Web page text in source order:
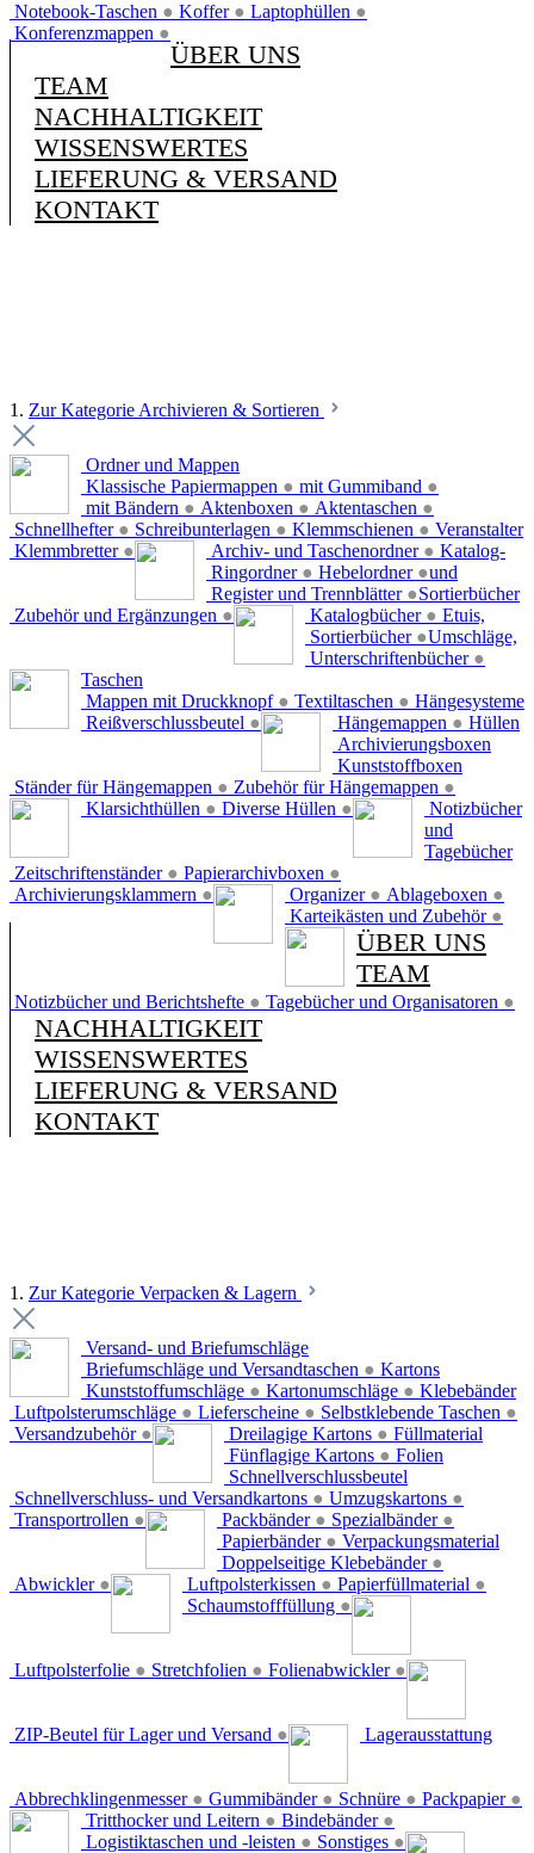
Notebook-Taschen ● Koffer ● Laptophüllen ●
Konferenzmappen ●
ÜBER UNS
TEAM
NACHHALTIGKEIT
WISSENSWERTES
LIEFERUNG & VERSAND
KONTAKT
1. Zur Kategorie Archivieren & Sortieren
Ordner und Mappen
Klassische Papiermappen ● mit Gummiband ●
mit Bändern ● Aktenboxen ● Aktentaschen ●
Schnellhefter ● Schreibunterlagen ● Klemmschienen ●
Klemmbretter ●
Veranstalter
Archiv- und Taschenordner ●
Ringordner ● Hebelordner ●
Register und Trennblätter ●
Zubehör und Ergänzungen ●
Katalog-
und
Sortierbücher
Katalogbücher ●
Sortierbücher ●
Unterschriftenbücher ●
Etuis,
Umschläge,
Taschen
Mappen mit Druckknopf ● Textiltaschen ●
Reißverschlussbeutel ●
Hängesysteme
Hängemappen ●
Ständer für Hängemappen ● Zubehör für Hängemappen ●
Hüllen
Klarsichthüllen ● Diverse Hüllen ●
Archivierungsboxen
Zeitschriftenständer ● Papierarchivboxen ●
Archivierungsklammern ●
Kunststoffboxen
Organizer ● Ablageboxen ●
Karteikästen und Zubehör ●
Notizbücher
und
Tagebücher
Notizbücher und Berichtshefte ● Tagebücher und Organisatoren ●
ÜBER UNS
TEAM
NACHHALTIGKEIT
WISSENSWERTES
LIEFERUNG & VERSAND
KONTAKT
1. Zur Kategorie Verpacken & Lagern
Versand- und Briefumschläge
Briefumschläge und Versandtaschen ●
Kunststoffumschläge ● Kartonumschläge ●
Luftpolsterumschläge ● Lieferscheine ● Selbstklebende Taschen ●
Versandzubehör ●
Kartons
Dreilagige Kartons ●
Fünflagige Kartons ●
Schnellverschluss- und Versandkartons ● Umzugskartons ●
Transportrollen ●
Klebebänder
Packbänder ● Spezialbänder ●
Papierbänder ●
Doppelseitige Klebebänder ●
Abwickler ●
Füllmaterial
Luftpolsterkissen ● Papierfüllmaterial ●
Schaumstofffüllung ●
Folien
Luftpolsterfolie ● Stretchfolien ● Folienabwickler ●
Schnellverschlussbeutel
ZIP-Beutel für Lager und Versand ●
Verpackungsmaterial
Abbrechklingenmesser ● Gummibänder ● Schnüre ● Packpapier ●
Lagerausstattung
Tritthocker und Leitern ● Bindebänder ●
Logistiktaschen und -leisten ● Sonstiges ●